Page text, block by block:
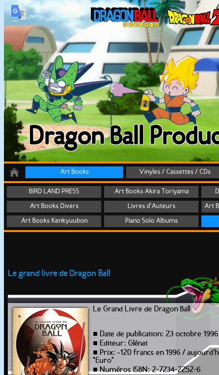
Dragon Ball
Art Books Vinyles / Cassettes / CDs
BIRD LAND PRESS Art Books Akira Toriyama
Art Books Divers
Livres d'Auteurs
Art
Art Books Kenkyuubon
Piano Solo Albums
Le grand livre de Dragon Ball
Le Grand Livre de Dragon Ball
■ Date de publication: 23 octobre 1996
■ Editeur: Glénat
■ Prix: ~120 francs en 1996 /
"Euro"
■ Numéros ISBN: 2-7234-2252-6